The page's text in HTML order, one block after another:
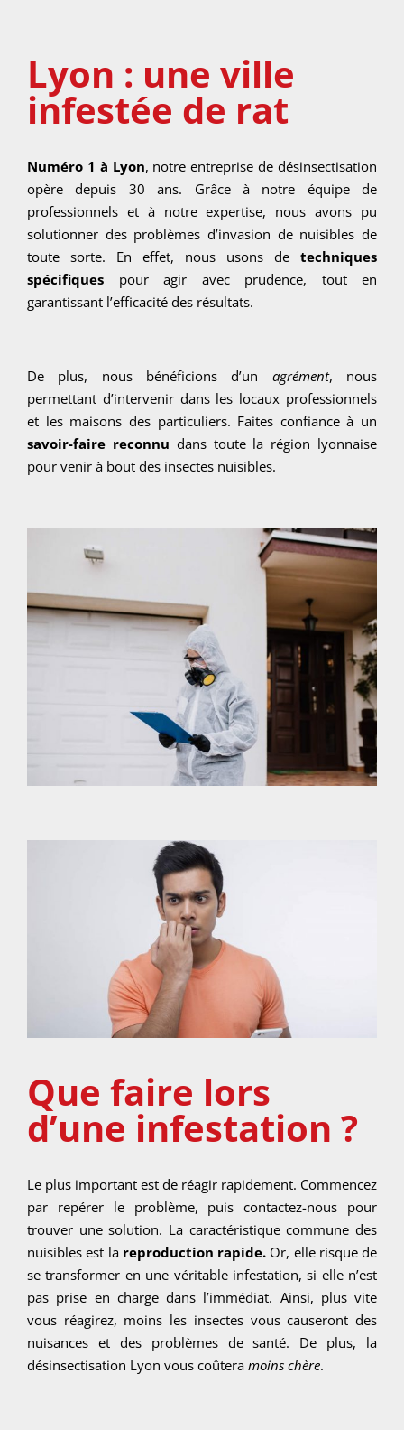
Lyon : une ville
infestée de rat
Numéro 1 à Lyon, notre entreprise de désinsectisation
opère depuis 30 ans. Grâce à notre équipe de
professionnels et à notre expertise, nous avons pu
solutionner des problèmes d’invasion de nuisibles de
toute sorte. En effet, nous usons de techniques
spécifiques pour agir avec prudence, tout en
garantissant l’efficacité des résultats.
De plus, nous bénéficions d’un agrément, nous
permettant d’intervenir dans les locaux professionnels
et les maisons des particuliers. Faites confiance à un
savoir-faire reconnu dans toute la région lyonnaise
pour venir à bout des insectes nuisibles.
Que faire lors
d’une infestation ?
Le plus important est de réagir rapidement. Commencez
par repérer le problème, puis contactez-nous pour
trouver une solution. La caractéristique commune des
nuisibles est la reproduction rapide. Or, elle risque de
se transformer en une véritable infestation, si elle n’est
pas prise en charge dans l’immédiat. Ainsi, plus vite
vous réagirez, moins les insectes vous causeront des
nuisances et des problèmes de santé. De plus, la
désinsectisation Lyon vous coûtera moins chère.